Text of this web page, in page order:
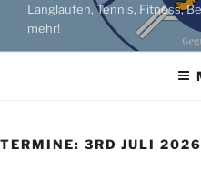
Langlaufen, Tennis, Fitness,
mehr!
TERMINE: 3RD JULI 2026